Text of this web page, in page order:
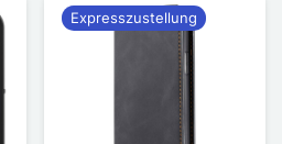
Expresszustellung